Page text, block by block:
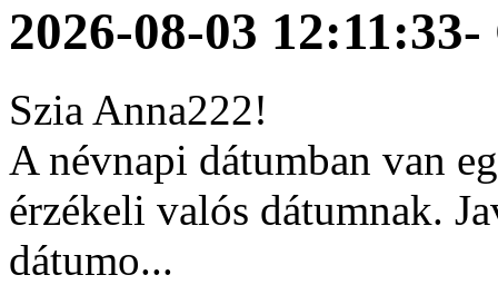
2026-08-03 12:11:33-
Szia Anna222!
A névnapi dátumban van
érzékeli valós dátumnak.
dátumo...